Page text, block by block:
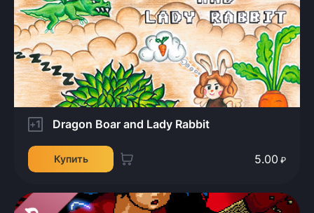
Dragon Boar and Lady Rabbit
Купить 5.00 ₽